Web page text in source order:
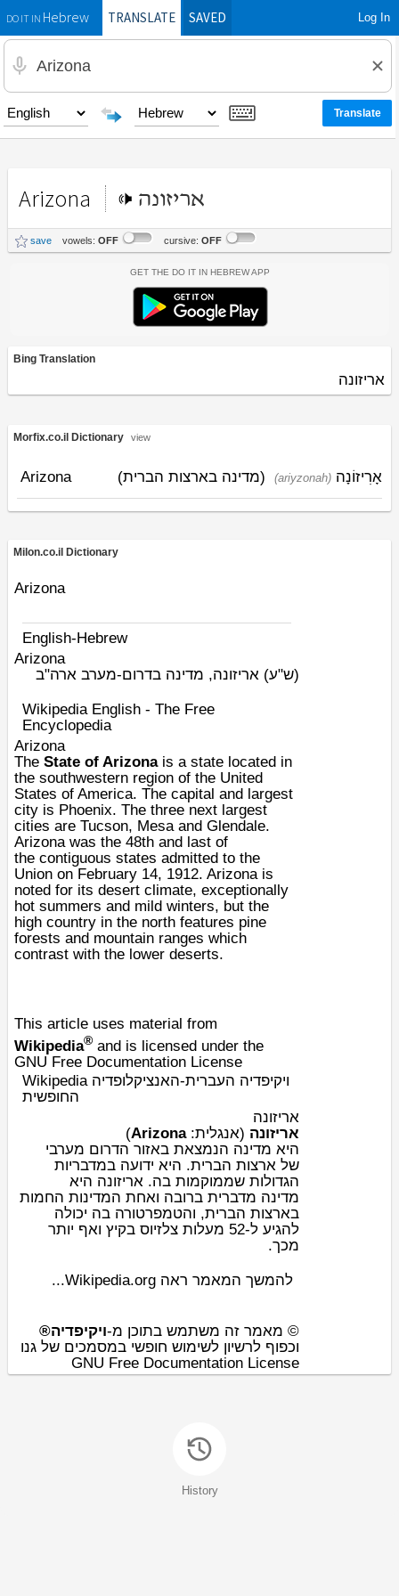
DO IT INHebrewTRANSLATE SAVED Log In
Arizona אריזונה
save vowels: OFF cursive: OFF
Get the Do It In Hebrew App
Bing Translation
אריזונה
Morfix.co.il Dictionary view
Arizona (ariyzonah) אָרִיזוֹנָה (מדינה בארצות הברית)
Milon.co.il Dictionary
Arizona
English-Hebrew
Arizona
(ש"ע) אריזונה, מדינה בדרום-מערב ארה"ב
Wikipedia English - The Free
Encyclopedia
Arizona
The State of Arizonais a state located in
the southwestern region of the United
States of America. The capital and largest
city is Phoenix. The three next largest
cities are Tucson, Mesaand Glendale.
Arizona was the 48th and last of
the contiguous states admitted to the
Union on February 14, 1912. Arizona is
noted for its desert climate, exceptionally
hot summers and mild winters, but the
high country in the north features pine
forests and mountain ranges which
contrast with the lower deserts.
This article uses material from
Wikipedia® and is licensed under the
GNU Free Documentation License
Wikipedia ויקיפדיה העברית-האנציקלופדיה
החופשית
אריזונה
אריזונה (אנגלית:
Arizona
)
היא מדינה הנמצאת באזור הדרום מערבי
של ארצות הברית. היא ידועה במדבריות
הגדולות שממוקמות בה. אריזונה היא
מדינה מדברית ברובה ואחת המדינות החמות
בארצות הברית, והטמפרטורה בה יכולה
להגיע ל-52
מעלות צלזיוס בקיץ ואף יותר
מכך.
להמשך המאמר ראה Wikipedia.org...
© מאמר זה משתמש בתוכן מ-ויקיפדיה®
וכפוף לרשיון לשימוש חופשי במסמכים של גנו
GNU Free Documentation License
History